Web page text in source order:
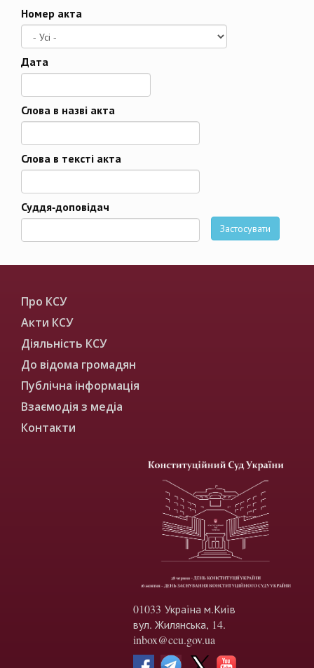
Номер акта
Дата
Дата
Слова в назві акта
Слова в тексті акта
Суддя-доповідач
Застосувати
Про КСУ
Акти КСУ
Діяльність КСУ
До відома громадян
Публічна інформація
Взаємодія з медіа
Контакти
01033 Україна м.Київ
вул. Жилянська, 14.
inbox@ccu.gov.ua